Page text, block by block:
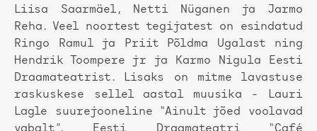
Liisa Saarmäel, Netti Nüganen ja Jarmo
Reha. Veel noortest tegijatest on esindatud
Ringo Ramul ja Priit Põldma Ugalast ning
Hendrik Toompere jr ja Karmo Nigula Eesti
Draamateatrist. Lisaks on mitme lavastuse
raskuskese sellel aastal muusika - Lauri
Lagle suurejooneline “Ainult jõed voolavad